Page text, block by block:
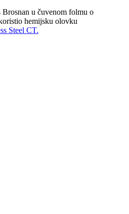
Brosnan u čuvenom folmu o
hemijsku olovku
Steel CT.